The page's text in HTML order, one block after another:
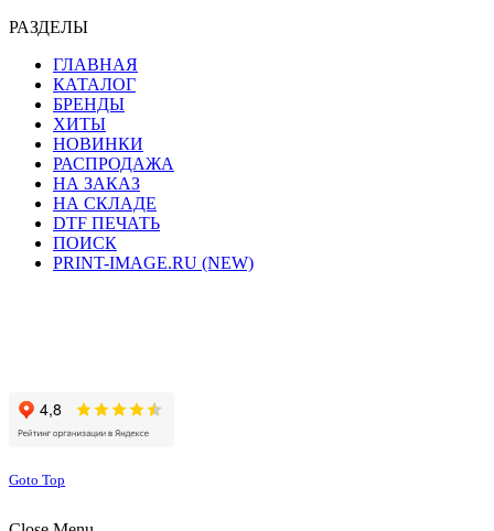
РАЗДЕЛЫ
ГЛАВНАЯ
КАТАЛОГ
БРЕНДЫ
ХИТЫ
НОВИНКИ
РАСПРОДАЖА
НА ЗАКАЗ
НА СКЛАДЕ
DTF ПЕЧАТЬ
ПОИСК
PRINT-IMAGE.RU (NEW)
Goto Top